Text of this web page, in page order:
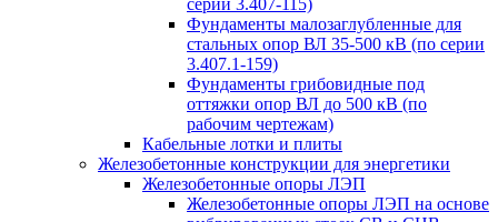
серии 3.407-115)
Фундаменты малозаглубленные для
стальных опор ВЛ 35-500 кВ (по серии
3.407.1-159)
Фундаменты грибовидные под
оттяжки опор ВЛ до 500 кВ (по
рабочим чертежам)
Кабельные лотки и плиты
Железобетонные конструкции для энергетики
Железобетонные опоры ЛЭП
Железобетонные опоры ЛЭП на основе